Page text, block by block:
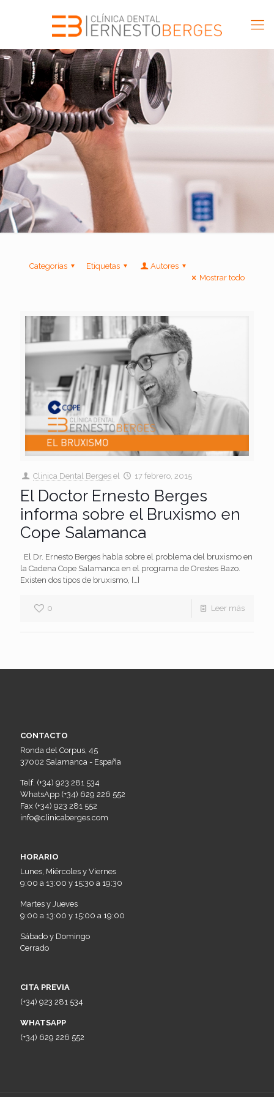
Categorías Etiquetas
Autores
Mostrar todo
Clinica Dental Berges el 17 febrero, 2015
El Doctor Ernesto Berges
informa sobre el Bruxismo en
Cope Salamanca
El Dr. Ernesto Berges habla sobre el problema del bruxismo en
la Cadena Cope Salamanca en el programa de Orestes Bazo.
Existen dos tipos de bruxismo, […]
0 Leer más
CONTACTO
Ronda del Corpus, 45
37002 Salamanca - España
Telf. (+34) 923 281 534
WhatsApp (+34) 629 226 552
Fax (+34) 923 281 552
info@clinicaberges.com
HORARIO
Lunes, Miércoles y Viernes
9:00 a 13:00 y 15:30 a 19:30
Martes y Jueves
9:00 a 13:00 y 15:00 a 19:00
Sábado y Domingo
Cerrado
CITA PREVIA
(+34) 923 281 534
WHATSAPP
(+34) 629 226 552